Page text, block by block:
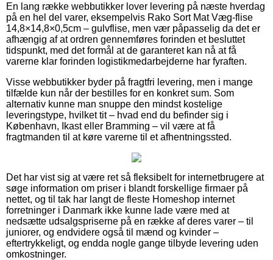
En lang række webbutikker lover levering på næste hverdag
på en hel del varer, eksempelvis Rako Sort Mat Væg-flise
14,8×14,8×0,5cm – gulvflise, men vær påpasselig da det er
afhængig af at ordren gennemføres forinden et besluttet
tidspunkt, med det formål at de garanteret kan nå at få
varerne klar forinden logistikmedarbejderne har fyraften.
Visse webbutikker byder på fragtfri levering, men i mange
tilfælde kun når der bestilles for en konkret sum. Som
alternativ kunne man snuppe den mindst kostelige
leveringstype, hvilket tit – hvad end du befinder sig i
København, Ikast eller Bramming – vil være at få
fragtmanden til at køre varerne til et afhentningssted.
Det har vist sig at være ret så fleksibelt for internetbrugere at
søge information om priser i blandt forskellige firmaer på
nettet, og til tak har langt de fleste Homeshop internet
forretninger i Danmark ikke kunne lade være med at
nedsætte udsalgspriserne på en række af deres varer – til
juniorer, og endvidere også til mænd og kvinder –
eftertrykkeligt, og endda nogle gange tilbyde levering uden
omkostninger.